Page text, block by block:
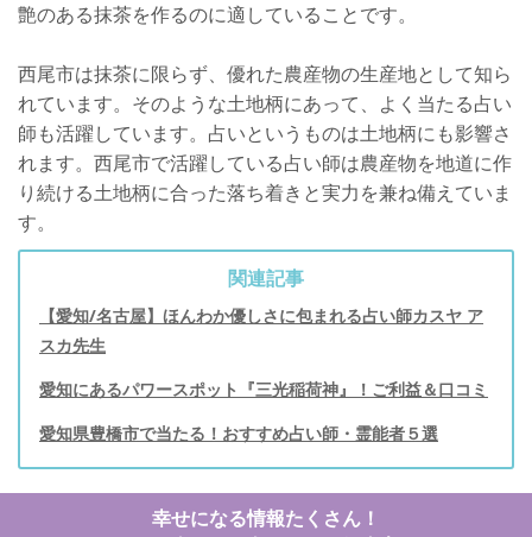
艶のある抹茶を作るのに適していることです。
西尾市は抹茶に限らず、優れた農産物の生産地として知ら
れています。そのような土地柄にあって、よく当たる占い
師も活躍しています。占いというものは土地柄にも影響さ
れます。西尾市で活躍している占い師は農産物を地道に作
り続ける土地柄に合った落ち着きと実力を兼ね備えていま
す。
関連記事
【愛知/名古屋】ほんわか優しさに包まれる占い師カスヤ ア
スカ先生
愛知にあるパワースポット『三光稲荷神』！ご利益＆口コミ
愛知県豊橋市で当たる！おすすめ占い師・霊能者５選
幸せになる情報たくさん！